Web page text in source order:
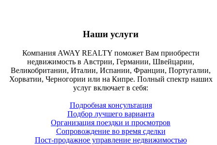
Наши услуги
Компания AWAY REALTY поможет Вам приобрести
недвижимость в Австрии, Германии, Швейцарии,
Великобритании, Италии, Испании, Франции, Португалии,
Хорватии, Черногории или на Кипре. Полный спектр наших
услуг включает в себя:
Подробная консультация
Подбор лучшего варианта
Организация поездки и просмотров
Сопровождение во время сделки
Пост-продажное управление недвижимостью